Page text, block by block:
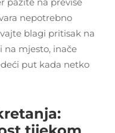
nepotrebno
blagi pritisak na
na mjesto, inače
put kada netko